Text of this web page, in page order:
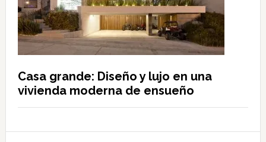
Casa grande: Diseño y lujo en una
vivienda moderna de ensueño